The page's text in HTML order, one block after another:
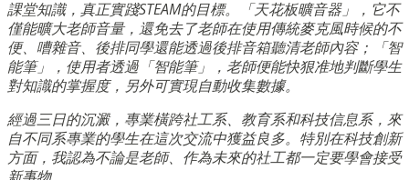
課堂知識，真正實踐STEAM的目標。「天花板曠音器」，它不
僅能曠大老師音量，還免去了老師在使用傳統麥克風時候的不
便、嘈雜音、後排同學還能透過後排音箱聽清老師內容；「智
能筆」，使用者透過「智能筆」，老師便能快狠准地判斷學生
對知識的掌握度，另外可實現自動收集數據。
經過三日的沉澱，專業橫跨社工系、教育系和科技信息系，來
自不同系專業的學生在這次交流中獲益良多。特別在科技創新
方面，我認為不論是老師、作為未來的社工都一定要學會接受